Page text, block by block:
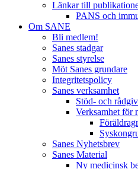
Länkar till
PANS och
Om SANE
Bli medlem!
Sanes stadgar
Sanes styrelse
Möt Sanes grundare
Integritetspolicy
Sanes verksamhet
Stöd- och
Verksamhet för
Sanes Nyhetsbrev
Sanes Material
Ny medicinsk